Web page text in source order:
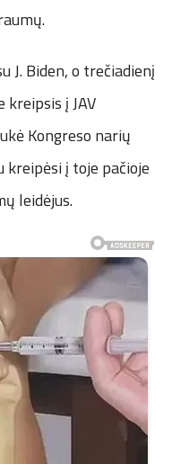
J. Biden, o trečiadienį
į JAV
Kongreso narių
kreipėsi į toje pačioje
leidėjus.